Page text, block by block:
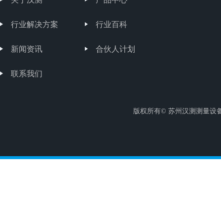
行业解决方案 行业百科
新闻资讯 合伙人计划
联系我们
版权所有© 苏州汉测测量设